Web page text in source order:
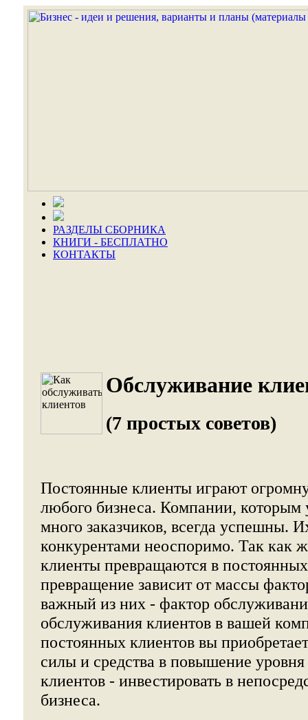
РАЗДЕЛЫ СБОРНИКА
КНИГИ - БЕСПЛАТНО
КОНТАКТЫ
Обслуживание
(7 простых советов)
Постоянные клиенты играют
любого бизнеса. Компании, которым
много заказчиков, всегда успешны.
конкурентами неоспоримо. Так как
клиенты превращаются в
превращение зависит от массы
важный из них - фактор
обслуживания клиентов в вашей
постоянных клиентов вы
силы и средства в повышение
клиентов - инвестировать в
бизнеса.